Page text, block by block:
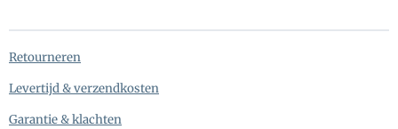
Retourneren
Levertijd & verzendkosten
Garantie & klachten